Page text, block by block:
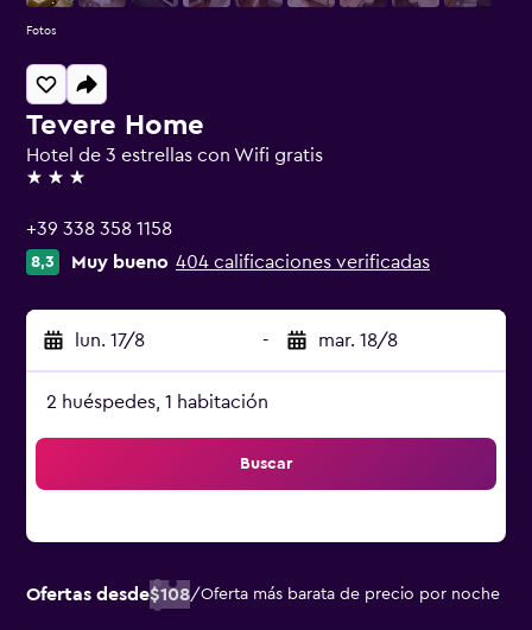
Tevere Home
Hotel de 3 estrellas con Wifi gratis
3 estrellas
+39 338 358 1158
8,3 Muy bueno 404 calificaciones verificadas
lun. 17/8 - mar. 18/8
2 huéspedes, 1 habitación
Buscar
Ofertas desde$108/Oferta más barata de precio por noche
Fotos